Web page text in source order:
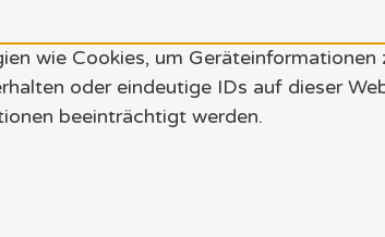
wie Cookies, um
oder eindeutige IDs auf dieser
beeinträchtigt werden.